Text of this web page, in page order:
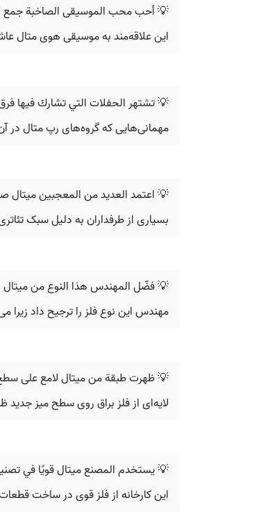
💡 أحب محب الموسيقى الصاخبة جمع
این علاقه‌مند به موسیقی هوی متال
💡 تشتهر الحفلات التي تشارك فيها فرق
مهمانی‌هایی که گروه‌های رپ متال در
💡 اعتمد العديد من المعجبين ميتال
بسیاری از طرفداران به دلیل سبک
💡 فضّل المهندس هذا النوع من ميتال
مهندس این نوع فلز را ترجیح داد زیرا
💡 ظهرت طبقة من ميتال لامع على سطح
لایه‌ای از فلز براق روی سطح میز جدید
💡 يستخدم المصنع ميتال قويًا في تصنيع
این کارخانه از فلز قوی در ساخت